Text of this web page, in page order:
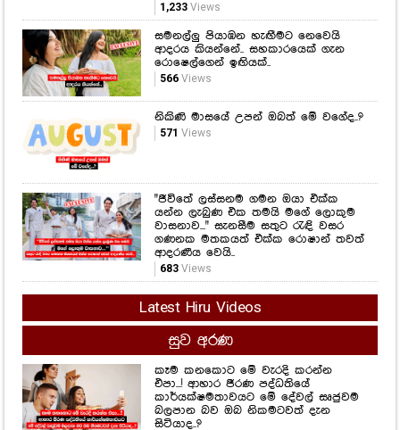
1,233Views
සමනල්ලු පියාඹන හැඟීමට නෙවෙයි
ආදරය කියන්නේ.. සහකාරයෙක් ගැන
රොෂෙල්ගෙන් ඉඟියක්..
566Views
නිකිණි මාසයේ උපන් ඔබත් මේ වගේද..?
571 Views
"ජීවිතේ ලස්සනම ගමන ඔයා එක්ක
යන්න ලැබුණ එක තමයි මගේ ලොකුම
වාසනාව..." සැනසීම සතුට රැඳි වසර
ගණනක මතකයත් එක්ක රොෂාන් තවත්
ආදරණීය වෙයි..
683Views
Latest Hiru Videos
සුව අරණ
කෑම කනකොට මේ වැරදි කරන්න
එපා...! ආහාර ජීරණ පද්ධතියේ
කාර්යක්ෂමතාවයට මේ දේවල් සෘජුවම
බලපාන බව ඔබ නිකමටවත් දැන
සිටියාද..?